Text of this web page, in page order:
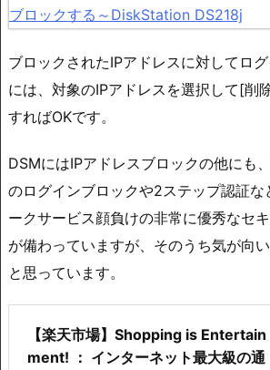
ブロックされたIPアドレスに対してロ
には、対象のIPアドレスを選択して[削
すればOKです。
DSMにはIPアドレスブロックの他にも
のログインブロックや2ステップ認証な
ークサービス顔負けの非常に優秀なセ
が備わっていますが、そのうち気が向
と思っています。
【楽天市場】Shopping is Entertain
ment! ： インターネット最大級の通